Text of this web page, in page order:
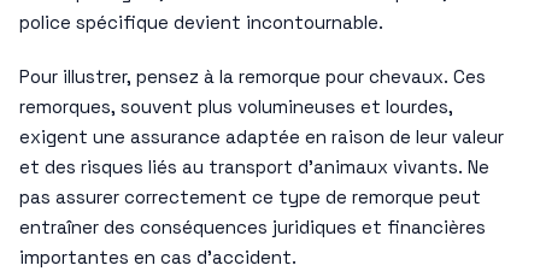
police spécifique devient incontournable.
Pour illustrer, pensez à la remorque pour chevaux. Ces
remorques, souvent plus volumineuses et lourdes,
exigent une assurance adaptée en raison de leur valeur
et des risques liés au transport d’animaux vivants. Ne
pas assurer correctement ce type de remorque peut
entraîner des conséquences juridiques et financières
importantes en cas d’accident.